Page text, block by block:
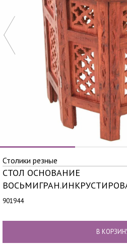
Столики резные
СТОЛ ОСНОВАНИЕ
901944
В